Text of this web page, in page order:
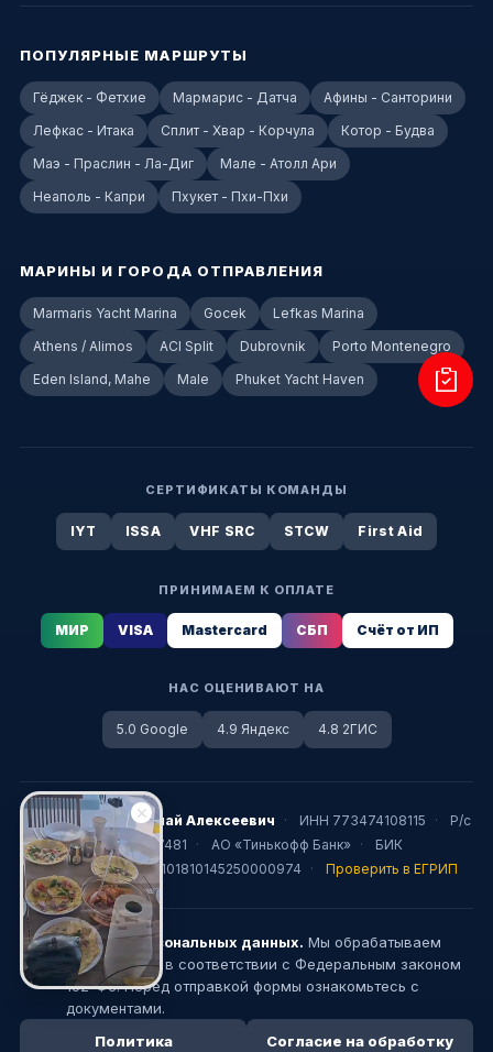
ПОПУЛЯРНЫЕ МАРШРУТЫ
Гёджек - Фетхие Мармарис - Датча
Афины - Санторини
Лефкас - Итака
Сплит - Хвар - Корчула
Котор - Будва
Маэ - Праслин - Ла-Диг
Мале - Атолл Ари
Неаполь - Капри
Пхукет - Пхи-Пхи
МАРИНЫ И ГОРОДА ОТПРАВЛЕНИЯ
Marmaris Yacht Marina Gocek
Lefkas Marina
Athens / Alimos
ACI Split Dubrovnik
Porto Montenegro
Eden Island, Mahe
Male Phuket Yacht Haven
СЕРТИФИКАТЫ КОМАНДЫ
IYT ISSA VHF SRC STCW First Aid
ПРИНИМАЕМ К ОПЛАТЕ
МИР VISA Mastercard СБП Счёт от ИП
НАС ОЦЕНИВАЮТ НА
5.0 Google 4.9 Яндекс 4.8 2ГИС
ИП Жестков Николай Алексеевич · ИНН 773474108115 ·
Р/с
40802810800003777481
· АО «Тинькофф Банк» ·
БИК
044525974 · К/с 30101810145250000974 · Проверить в ЕГРИП
152
Защита персональных данных. Мы обрабатываем
ваши данные в соответствии с Федеральным законом
152-ФЗ. Перед отправкой формы ознакомьтесь с
документами.
Политика
Согласие на обработку